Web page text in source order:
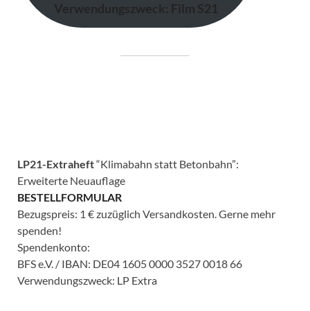
Verwendungszweck: Film S21
LP21-Extraheft“Klimabahn statt Betonbahn”:
Erweiterte Neuauflage
BESTELLFORMULAR
Bezugspreis: 1 € zuzüglich Versandkosten. Gerne mehr
spenden!
Spendenkonto:
BFS e.V. / IBAN: DE04 1605 0000 3527 0018 66
Verwendungszweck: LP Extra